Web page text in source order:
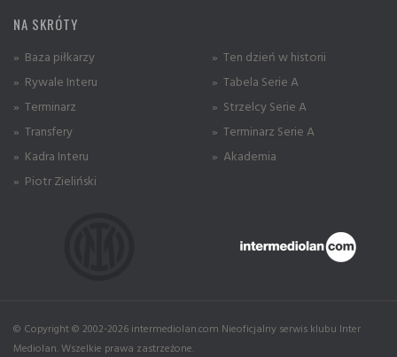
NA SKRÓTY
» Baza piłkarzy
» Rywale Interu
» Terminarz
» Transfery
» Kadra Interu
» Piotr Zieliński
» Ten dzień w historii
» Tabela Serie A
» Strzelcy Serie A
» Terminarz Serie A
» Akademia
© Copyright © 2002-2026 intermediolan.com Nieoficjalny serwis klubu Inter
Mediolan. Wszelkie prawa zastrzeżone.